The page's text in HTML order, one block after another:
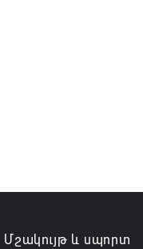
Մշակույթ և սպորտ